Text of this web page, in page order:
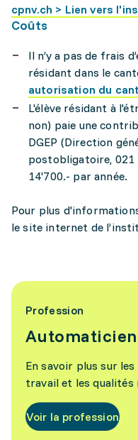
cpnv.ch > Lien vers
Coûts
Il n’y a pas de frais
résidant dans le
autorisation du
L'élève résidant à
non) paie une
DGEP (Direction
postobligatoire, 021
14'700.- par année.
Pour plus
le site internet de
Profession
En savoir plus sur
travail et les qualités
Voir la profession